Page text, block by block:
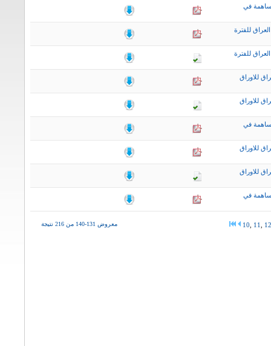
في
للفترة
للفترة
للاوراق
للاوراق
في
للاوراق
للاوراق
في
معروض 131-140 من 216 نتيجة 10 11 12